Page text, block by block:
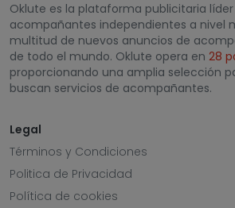
Oklute es la plataforma publicitaria
acompañantes independientes a nivel
multitud de nuevos anuncios de
de todo el mundo. Oklute opera en 28
proporcionando una amplia selección
buscan servicios de acompañantes.
Legal
Términos y Condiciones
Politica de Privacidad
Política de cookies